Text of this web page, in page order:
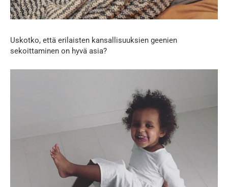
Uskotko, että erilaisten kansallisuuksien geenien
sekoittaminen on hyvä asia?